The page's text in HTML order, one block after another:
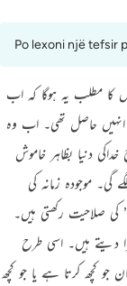
Po lexoni një tefsir
کا مطلب یہ ہوگا کہ اب
انہیں حاصل تھی۔ اب وہ
دنیا بظاہر خاموش
موجودہ زمانہ کی
صلاحیت رکھتی ہیں۔
دیتے ہیں۔ اسی طرح
جو کچھ کرتا ہے یا جو کچھ